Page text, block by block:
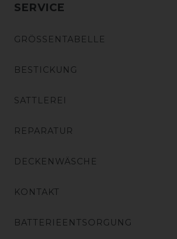
SERVICE
GRÖSSENTABELLE
BESTICKUNG
SATTLEREI
REPARATUR
DECKENWÄSCHE
KONTAKT
BATTERIEENTSORGUNG